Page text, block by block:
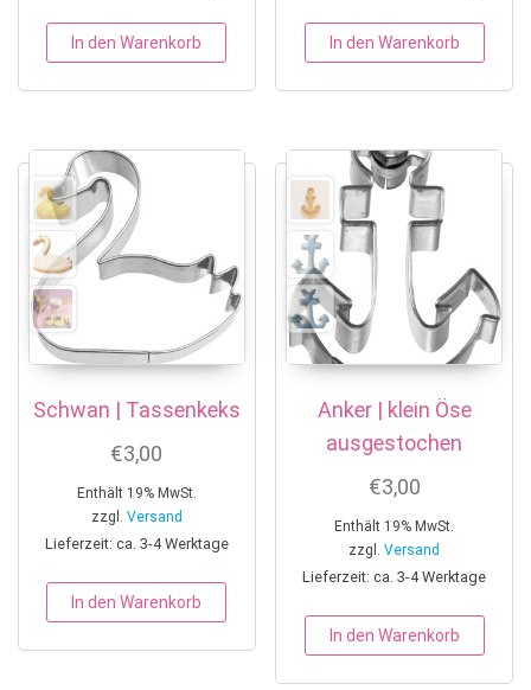
In den Warenkorb In den Warenkorb
Schwan | Tassenkeks
€3,00
Enthält 19% MwSt.
zzgl. Versand
Lieferzeit: ca. 3-4 Werktage
In den Warenkorb
Anker | klein Öse
ausgestochen
€3,00
Enthält 19% MwSt.
zzgl.Versand
Lieferzeit: ca. 3-4 Werktage
In den Warenkorb